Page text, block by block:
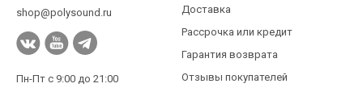
shop@polysound.ru
Пн-Пт с 9:00 до 21:00
Доставка
Рассрочка или кредит
Гарантия возврата
Отзывы покупателей